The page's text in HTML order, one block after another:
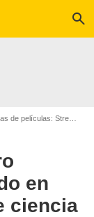
search
de películas: Streaming
en
ciencia